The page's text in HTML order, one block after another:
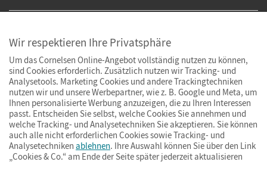
ImpressumAGBDatenschutzBarrierefreiheitCookies & Co.
Wir respektieren Ihre Privatsphäre
Um das Cornelsen Online-Angebot vollständig nutzen zu können,
sind Cookies erforderlich. Zusätzlich nutzen wir Tracking- und
Analysetools. Marketing Cookies und andere Trackingtechniken
nutzen wir und unsere Werbepartner, wie z. B. Google und Meta, um
Ihnen personalisierte Werbung anzuzeigen, die zu Ihren Interessen
passt. Entscheiden Sie selbst, welche Cookies Sie annehmen und
welche Tracking- und Analysetechniken Sie akzeptieren. Sie können
auch alle nicht erforderlichen Cookies sowie Tracking- und
Analysetechniken ablehnen. Ihre Auswahl können Sie über den Link
„Cookies & Co.“ am Ende der Seite später jederzeit aktualisieren